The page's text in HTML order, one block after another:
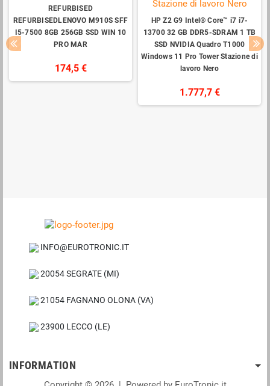
REFURBISED
REFURBISEDLENOVO M910S SFF
I5-7500 8GB 256GB SSD WIN 10
PRO MAR
174,5 €
HP Z2 G9 Intel® Core™ i7 i7-
13700 32 GB DDR5-SDRAM 1 TB
SSD NVIDIA Quadro T1000
Windows 11 Pro Tower Stazione di
lavoro Nero
1.777,7 €
INFO@EUROTRONIC.IT
20054 SEGRATE (MI)
21054 FAGNANO OLONA (VA)
23900 LECCO (LE)
INFORMATION